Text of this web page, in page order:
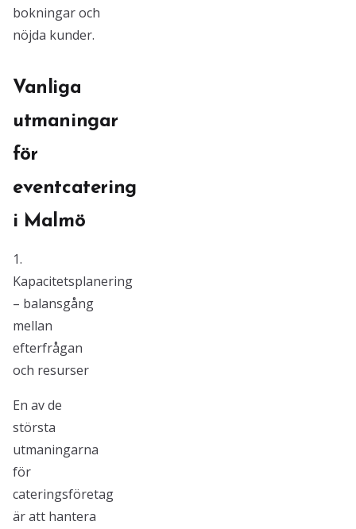
bokningar och
nöjda kunder.
Vanliga
utmaningar
för
eventcatering
i Malmö
1.
Kapacitetsplanering
– balansgång
mellan
efterfrågan
och resurser
En av de
största
utmaningarna
för
cateringsföretag
är att hantera